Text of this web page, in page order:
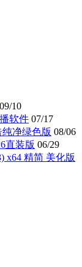
09/10
软件 07/17
净绿色版 08/06
直装版 06/29
x64 精简 美化版